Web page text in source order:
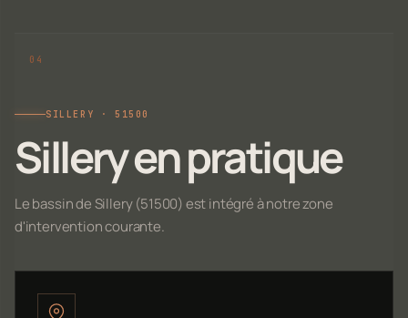
SILLERY · 51500
Sillery en pratique
Le bassin de Sillery (51500) est intégré à notre zone
d'intervention courante.